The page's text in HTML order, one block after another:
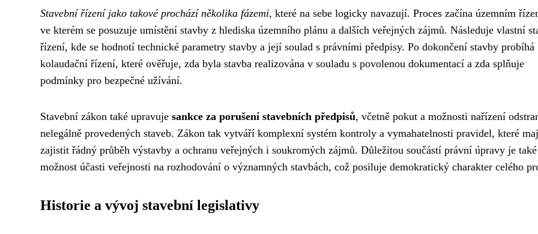
Stavební řízení jako takové prochází několika fázemi, které na sebe logicky navazují. Proces začína územním
ve kterém se posuzuje umístění stavby z hlediska územního plánu a dalších veřejných zájmů. Následuje vlastní
řízení, kde se hodnotí technické parametry stavby a její soulad s právními předpisy. Po dokončení stavby probíhá
kolaudační řízení, které ověřuje, zda byla stavba realizována v souladu s povolenou dokumentací a zda splňuje
podmínky pro bezpečné užívání.
Stavební zákon také upravuje sankce za porušení stavebních předpisů, včetně pokut a možnosti nařízení
nelegálně provedených staveb. Zákon tak vytváří komplexní systém kontroly a vymahatelnosti pravidel, které
zajistit řádný průběh výstavby a ochranu veřejných i soukromých zájmů. Důležitou součástí právní úpravy je také
možnost účasti veřejnosti na rozhodování o významných stavbách, což posiluje demokratický charakter celého
Historie a vývoj stavební legislativy